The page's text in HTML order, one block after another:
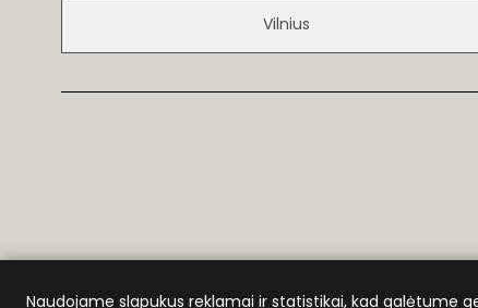
Vilnius
Naudojame slapukus reklamai ir statistikai, kad galėtume